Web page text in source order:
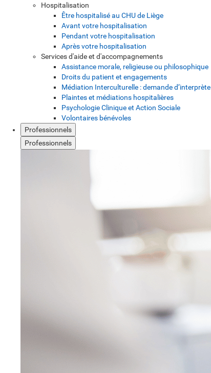
Hospitalisation
Être hospitalisé au CHU de Liège
Avant votre hospitalisation
Pendant votre hospitalisation
Après votre hospitalisation
Services d'aide et d'accompagnements
Assistance morale, religieuse ou philosophique
Droits du patient et engagements
Médiation Interculturelle : demande d’interprète
Plaintes et médiations hospitalières
Psychologie Clinique et Action Sociale
Volontaires bénévoles
Professionnels
Professionnels